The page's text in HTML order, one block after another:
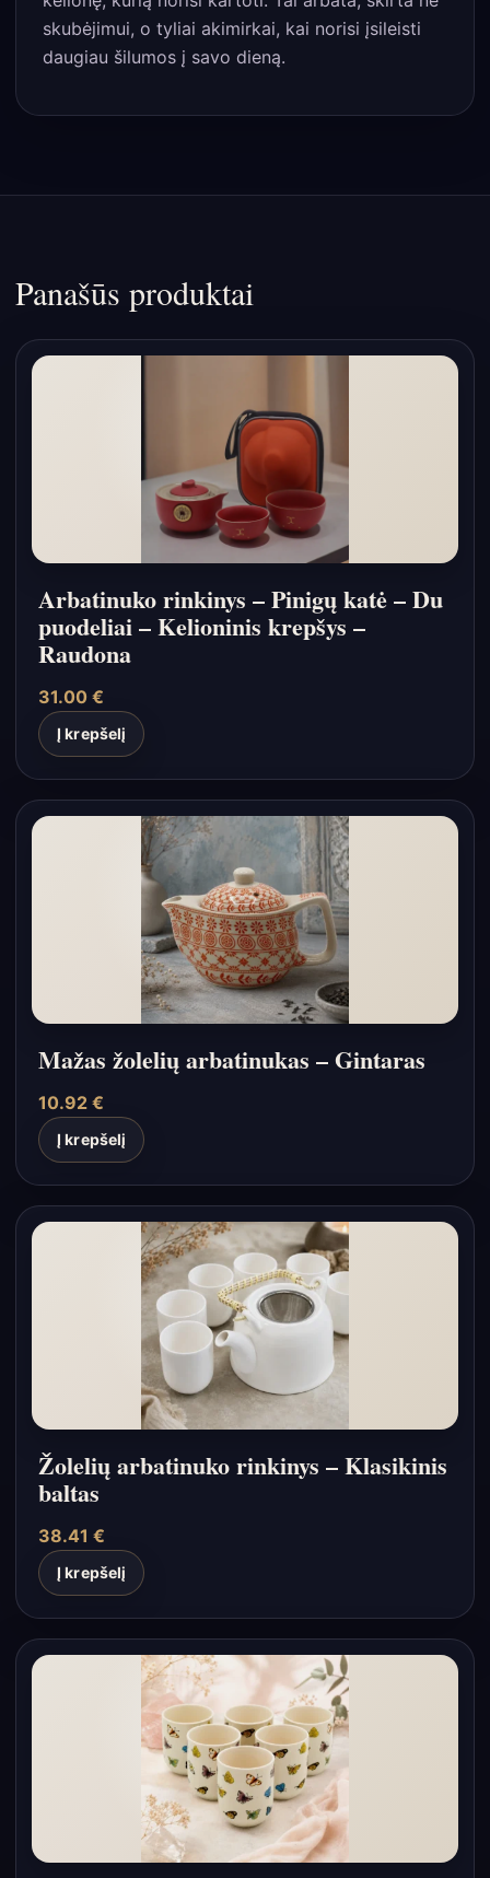
skubėjimui, o tyliai akimirkai, kai norisi įsileisti
daugiau šilumos į savo dieną.
Panašūs produktai
Arbatinuko rinkinys – Pinigų katė – Du
puodeliai – Kelioninis krepšys –
Raudona
31.00 €
Į krepšelį
Mažas žolelių arbatinukas – Gintaras
10.92 €
Į krepšelį
Žolelių arbatinuko rinkinys – Klasikinis
baltas
38.41 €
Į krepšelį